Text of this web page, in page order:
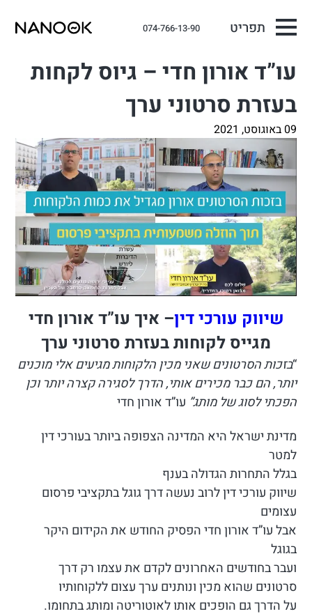
תפריט 074-766-13-90
עו”ד אורון חדי – גיוס לקחות
בעזרת סרטוני ערך
09 באוגוסט, 2021
שיווק עורכי דין– איך עו”ד אורון חדי
מגייס לקוחות בעזרת סרטוני ערך
“בזכות הסרטונים שאני מכין הלקוחות מגיעים אלי מוכנים
יותר, הם כבר מכירים אותי, הדרך לסגירה קצרה יותר וכן
הפכתי לסוג של מותג” עו”ד אורון חדי
מדינת ישראל היא המדינה הצפופה ביותר בעורכי דין
למטר
בגלל התחרות הגדולה בענף
שיווק עורכי דין לרוב נעשה דרך גוגל בתקציבי פרסום
עצומים
אבל עו”ד אורון חדי הפסיק החודש את הקידום היקר
בגוגל
ועבר בחודשים האחרונים לקדם את עצמו רק דרך
סרטונים שהוא מכין ונותנים ערך עצום ללקוחותיו
על הדרך גם הופכים אותו לאוטוריטה ומותג בתחומו.